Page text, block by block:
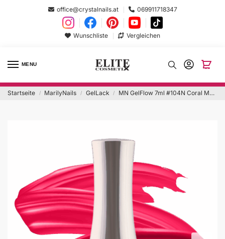
office@crystalnails.at 069911718347
Wunschliste Vergleichen
MENU
Startseite / MarilyNails / GelLack / MN GelFlow 7ml #104N Coral Me Maybe